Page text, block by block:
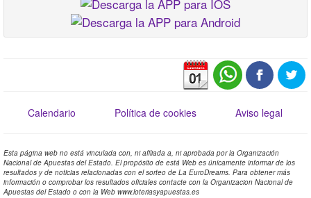
Calendario Política de cookies Aviso legal
Esta página web no está vinculada con, ni afiliada a, ni aprobada por la Organización
Nacional de Apuestas del Estado. El propósito de está Web es únicamente informar de los
resultados y de noticias relacionadas con el sorteo de La EuroDreams. Para obtener más
información o comprobar los resultados oficiales contacte con la Organizacion Nacional de
Apuestas del Estado o con la Web www.loteriasyapuestas.es